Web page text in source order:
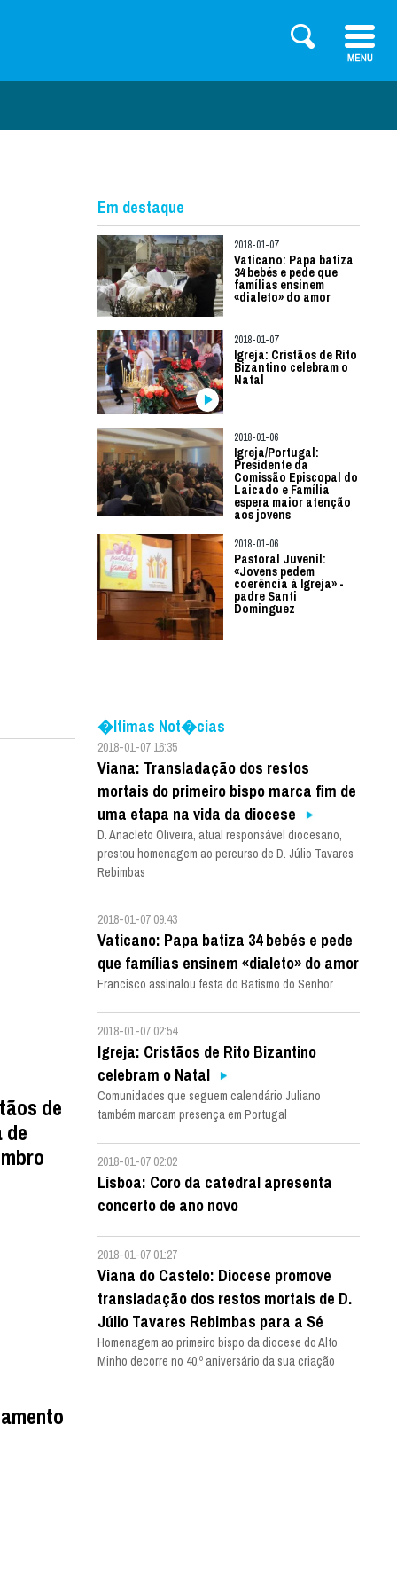
Em destaque
2018-01-07
Vaticano: Papa batiza
34 bebés e pede que
famílias ensinem
«dialeto» do amor
2018-01-07
Igreja: Cristãos de Rito
Bizantino celebram o
Natal
2018-01-06
Igreja/Portugal:
Presidente da
Comissão Episcopal do
Laicado e Família
espera maior atenção
aos jovens
2018-01-06
Pastoral Juvenil:
«Jovens pedem
coerência à Igreja» -
padre Santi
Dominguez
de
de
�ltimas Not�cias
2018-01-07 16:35
Viana: Transladação dos restos
mortais do primeiro bispo marca fim de
uma etapa na vida da diocese
D. Anacleto Oliveira, atual responsável diocesano,
prestou homenagem ao percurso de D. Júlio Tavares
Rebimbas
2018-01-07 09:43
Vaticano: Papa batiza 34 bebés e pede
que famílias ensinem «dialeto» do amor
Francisco assinalou festa do Batismo do Senhor
2018-01-07 02:54
Igreja: Cristãos de Rito Bizantino
celebram o Natal
Comunidades que seguem calendário Juliano
também marcam presença em Portugal
2018-01-07 02:02
Lisboa: Coro da catedral apresenta
concerto de ano novo
2018-01-07 01:27
Viana do Castelo: Diocese promove
transladação dos restos mortais de D.
Júlio Tavares Rebimbas para a Sé
Homenagem ao primeiro bispo da diocese do Alto
Minho decorre no 40.º aniversário da sua criação